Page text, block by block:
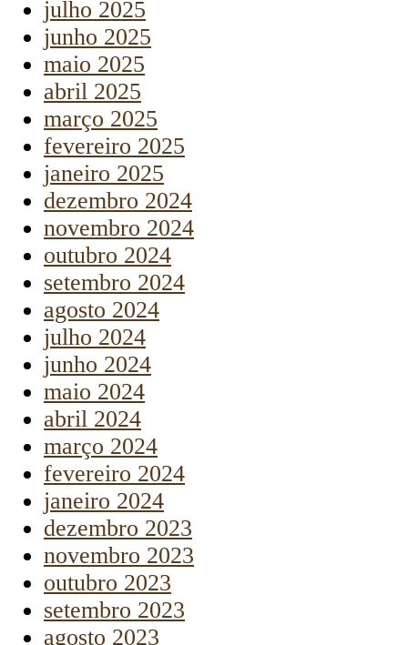
julho 2025
junho 2025
maio 2025
abril 2025
março 2025
fevereiro 2025
janeiro 2025
dezembro 2024
novembro 2024
outubro 2024
setembro 2024
agosto 2024
julho 2024
junho 2024
maio 2024
abril 2024
março 2024
fevereiro 2024
janeiro 2024
dezembro 2023
novembro 2023
outubro 2023
setembro 2023
agosto 2023